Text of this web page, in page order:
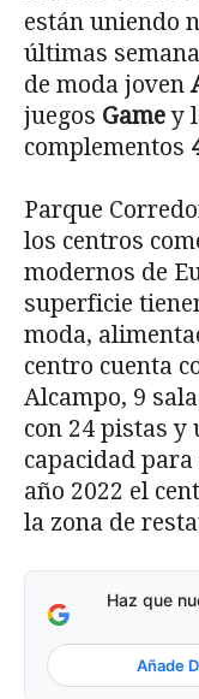
están uniendo
últimas
de moda joven
juegos Gamey
complementos
Parque
los centros
modernos de
superficie
moda,
centro cuenta
Alcampo, 9
con 24 pistas
capacidad para
año 2022 el
la zona de
Haz que
Añade